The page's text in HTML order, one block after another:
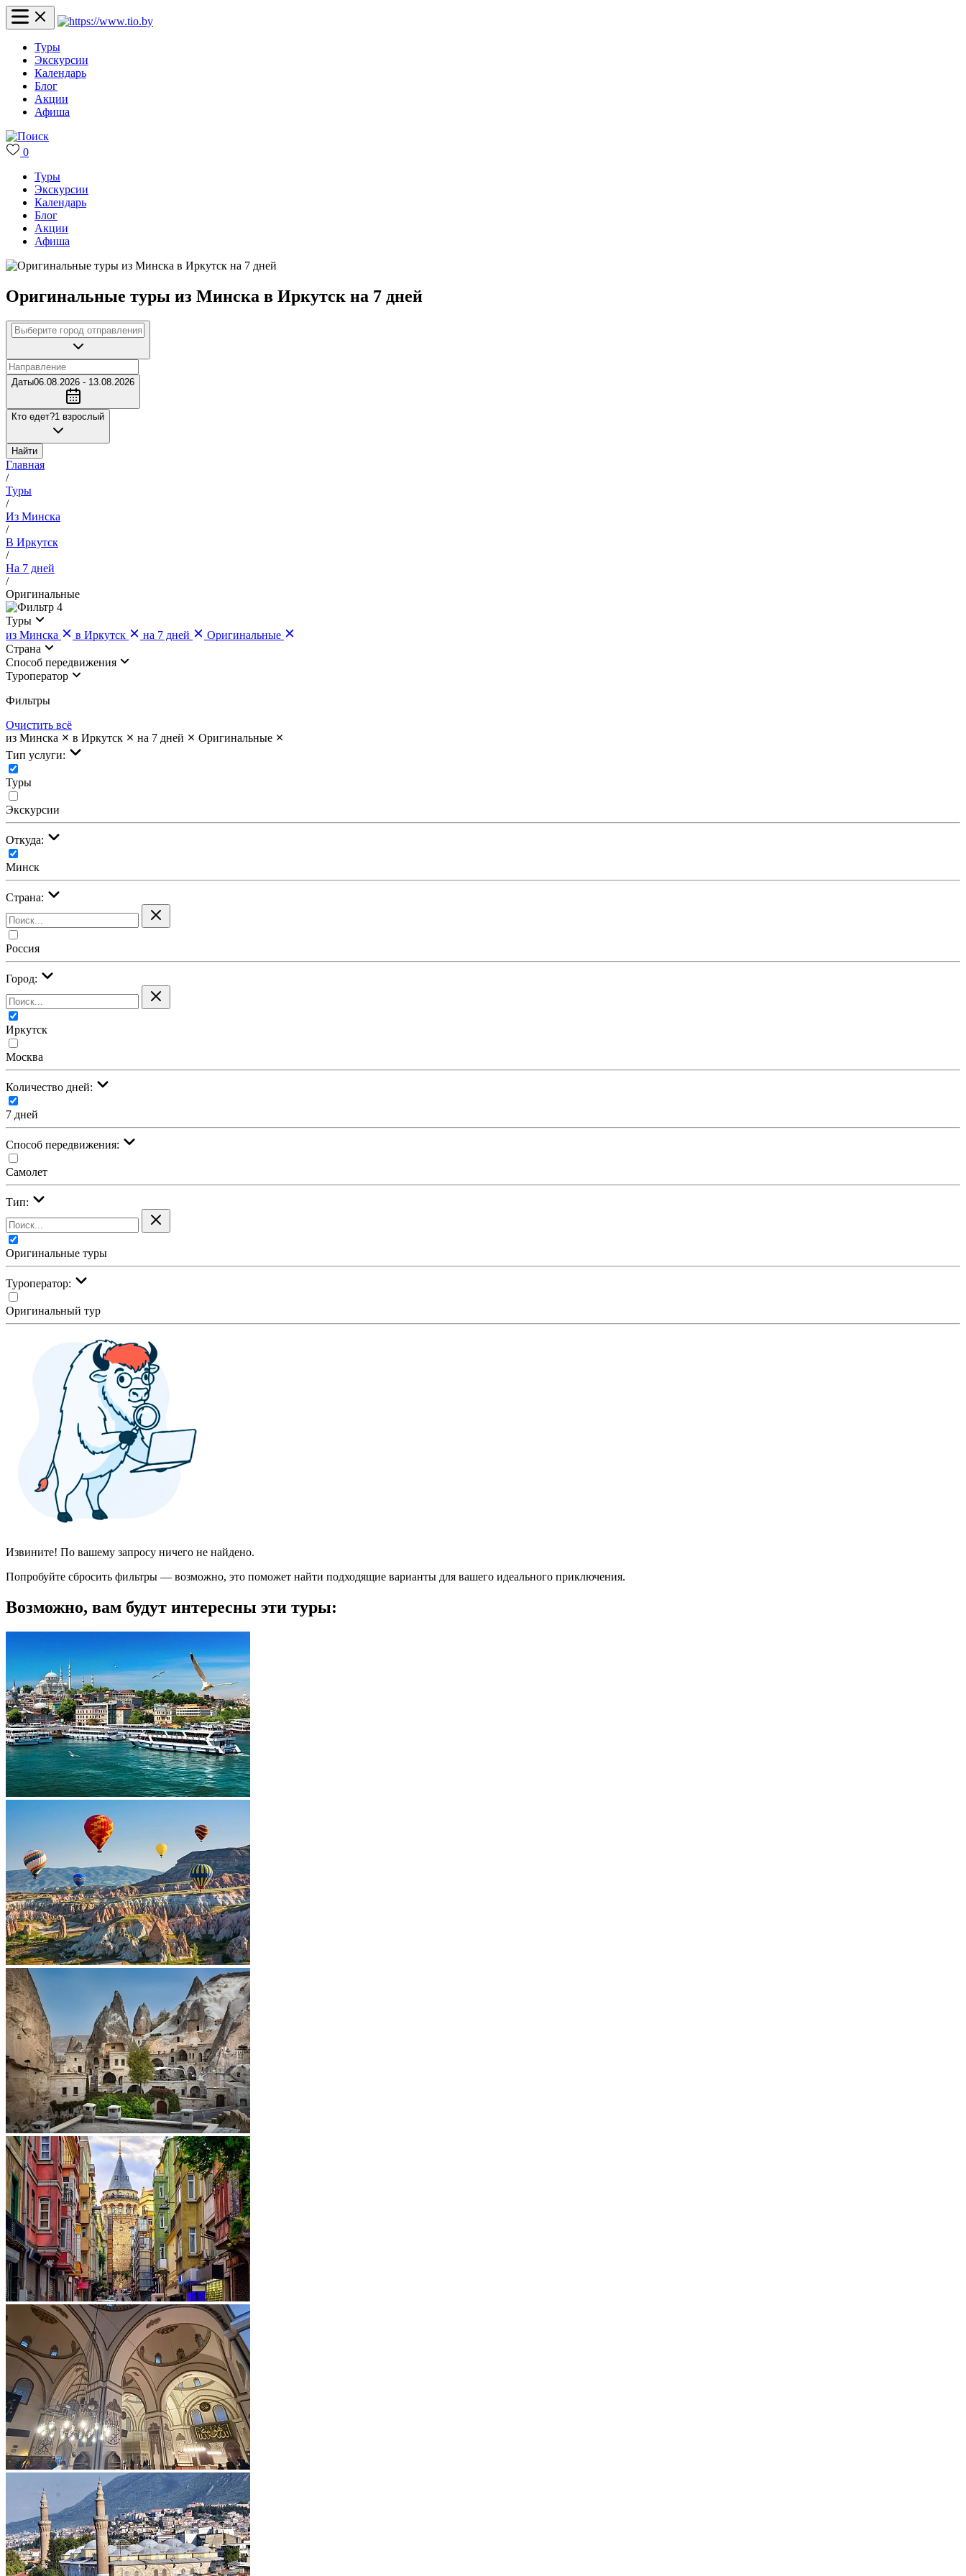
Туры
Экскурсии
Календарь
Блог
Акции
Афиша
0
Туры
Экскурсии
Календарь
Блог
Акции
Афиша
Оригинальные туры из Минска в Иркутск на 7 дней
Даты06.08.2026 - 13.08.2026
Кто едет?1 взрослый
Найти
Главная
/
Туры
/
Из Минска
/
В Иркутск
/
На 7 дней
/
Оригинальные
4
Туры
из Минска
в Иркутск на 7 дней
Оригинальные
Страна
Cпособ передвижения
Туроператор
Фильтры
Очистить всё
из Минска
в Иркутск на 7 дней
Оригинальные
Тип услуги:
Туры
Экскурсии
Откуда:
Минск
Страна:
Россия
Город:
Иркутск
Москва
Количество дней:
7 дней
Cпособ передвижения:
Самолет
Тип:
Оригинальные туры
Туроператор:
Оригинальный тур
Извините! По вашему запросу ничего не найдено.
Попробуйте сбросить фильтры — возможно, это поможет найти подходящие варианты для вашего идеального приключения.
Возможно, вам будут интересны эти туры: